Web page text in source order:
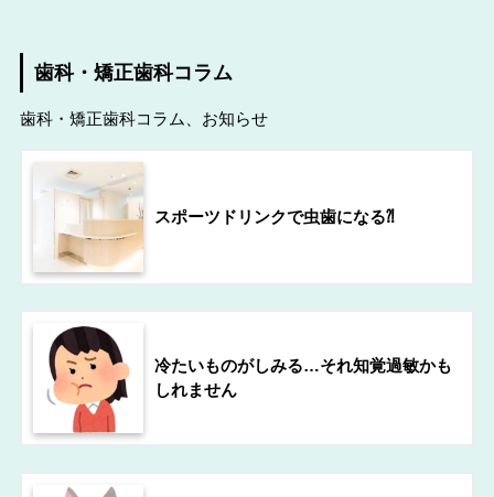
歯科・矯正歯科コラム
歯科・矯正歯科コラム、お知らせ
スポーツドリンクで虫歯になる⁈
冷たいものがしみる…それ知覚過敏かも
しれません